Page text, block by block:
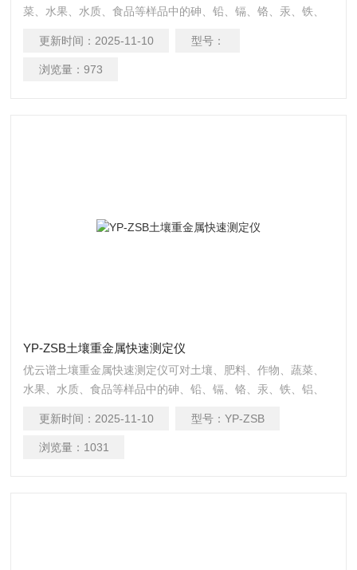
菜、水果、水质、食品等样品中的砷、铅、镉、铬、汞、铁、
更新时间： 2025-11-10 型号：
浏览量： 973
YP-ZSB土壤重金属快速测定仪
优云谱土壤重金属快速测定仪可对土壤、肥料、作物、蔬菜、
水果、水质、食品等样品中的砷、铅、镉、铬、汞、铁、铝、
更新时间： 2025-11-10 型号： YP-ZSB
浏览量： 1031